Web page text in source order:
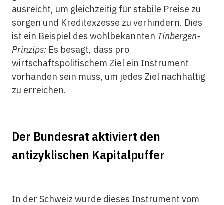
ausreicht, um gleichzeitig für stabile Preise zu
sorgen und Kreditexzesse zu verhindern. Dies
ist ein Beispiel des wohlbekannten Tinbergen-
Prinzips:Es besagt, dass pro
wirtschaftspolitischem Ziel ein Instrument
vorhanden sein muss, um jedes Ziel nachhaltig
zu erreichen.
Der Bundesrat aktiviert den
antizyklischen Kapitalpuffer
In der Schweiz wurde dieses Instrument vom